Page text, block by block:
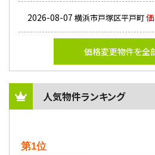
2026-08-07 横浜市戸塚区平戸町
価格変更物件を全
人気物件ランキング
第1位